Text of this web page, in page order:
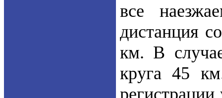
все
дистанция
км. В
круга 45
регистрации